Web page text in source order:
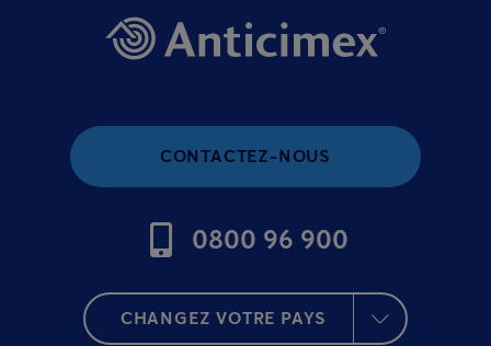
CONTACTEZ-NOUS
0800 96 900
CHANGEZ VOTRE PAYS